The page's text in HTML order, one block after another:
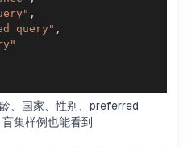
,
query" ,
、国家、性别、preferred
集样例也能看到